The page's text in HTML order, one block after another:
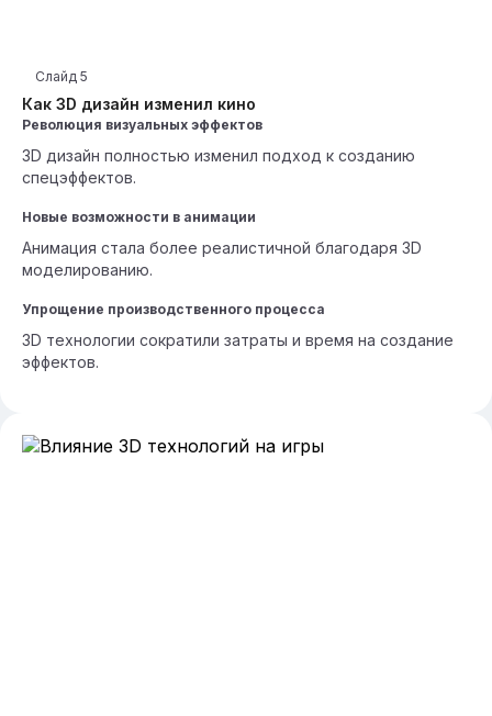
Как 3D дизайн изменил кино
Слайд 5
Революция визуальных эффектов
3D дизайн полностью изменил подход к созданию
спецэффектов.
Новые возможности в анимации
Анимация стала более реалистичной благодаря 3D
моделированию.
Упрощение производственного процесса
3D технологии сократили затраты и время на создание
эффектов.